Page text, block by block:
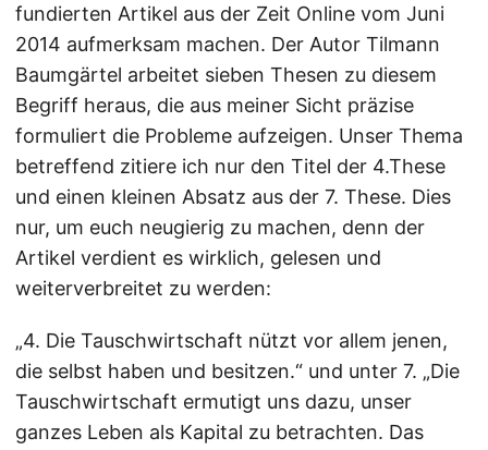
fundierten Artikel aus der Zeit Online vom Juni
2014 aufmerksam machen. Der Autor Tilmann
Baumgärtel arbeitet sieben Thesen zu diesem
Begriff heraus, die aus meiner Sicht präzise
formuliert die Probleme aufzeigen. Unser Thema
betreffend zitiere ich nur den Titel der 4.These
und einen kleinen Absatz aus der 7. These. Dies
nur, um euch neugierig zu machen, denn der
Artikel verdient es wirklich, gelesen und
weiterverbreitet zu werden:
„4. Die Tauschwirtschaft nützt vor allem jenen,
die selbst haben und besitzen.“ und unter 7. „Die
Tauschwirtschaft ermutigt uns dazu, unser
ganzes Leben als Kapital zu betrachten. Das